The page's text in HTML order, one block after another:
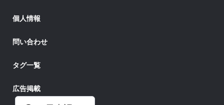
個人情報
問い合わせ
タグ一覧
広告掲載